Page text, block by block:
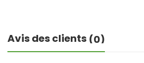
Avis des clients (0)